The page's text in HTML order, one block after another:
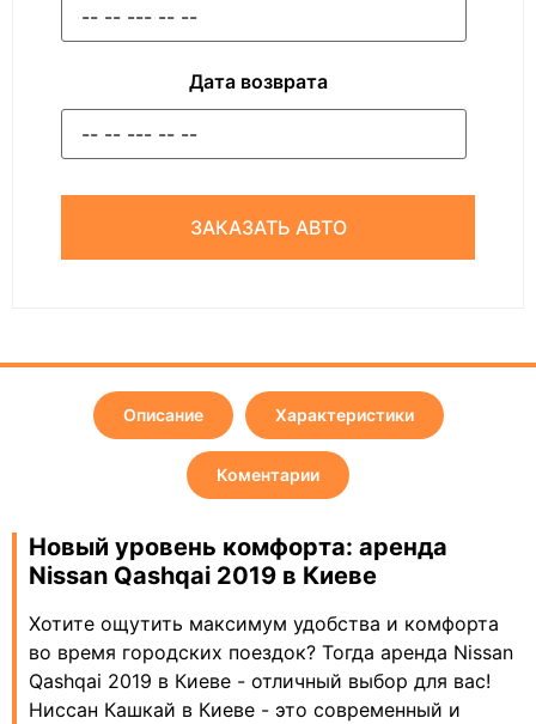
Дата возврата
ЗАКАЗАТЬ АВТО
Описание Характеристики
Коментарии
Новый уровень комфорта: аренда
Nissan Qashqai 2019 в Киеве
Хотите ощутить максимум удобства и комфорта
во время городских поездок? Тогда аренда Nissan
Qashqai 2019 в Киеве - отличный выбор для вас!
Ниссан Кашкай в Киеве - это современный и